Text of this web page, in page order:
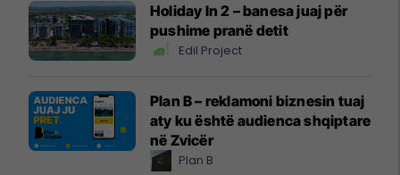
Holiday In 2 – banesa juaj për
pushime pranë detit
Edil Project
Plan B – reklamoni biznesin tuaj
aty ku është audienca shqiptare
në Zvicër
Plan B